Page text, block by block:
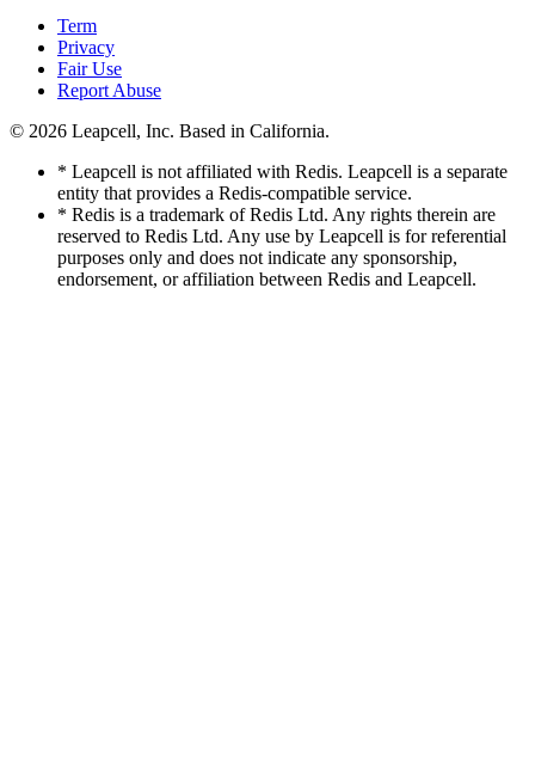
Term
Privacy
Fair Use
Report Abuse
© 2026 Leapcell, Inc. Based in California.
* Leapcell is not affiliated with Redis. Leapcell is a separate
entity that provides a Redis-compatible service.
* Redis is a trademark of Redis Ltd. Any rights therein are
reserved to Redis Ltd. Any use by Leapcell is for referential
purposes only and does not indicate any sponsorship,
endorsement, or affiliation between Redis and Leapcell.